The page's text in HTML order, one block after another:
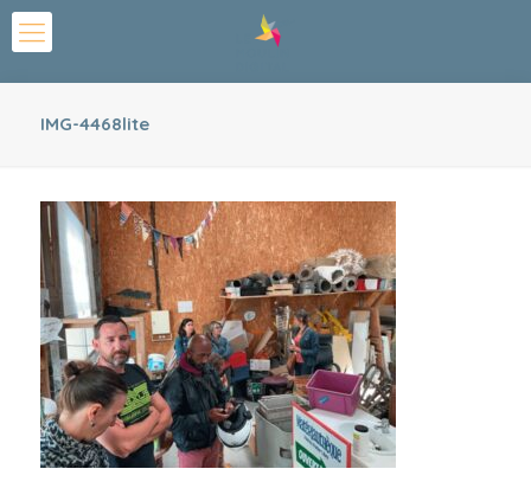
IMG-4468lite